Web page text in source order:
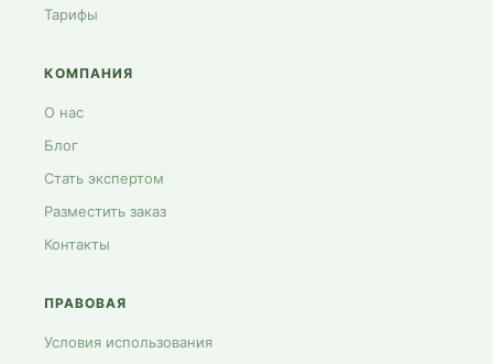
Тарифы
КОМПАНИЯ
О нас
Блог
Стать экспертом
Разместить заказ
Контакты
ПРАВОВАЯ
Условия использования